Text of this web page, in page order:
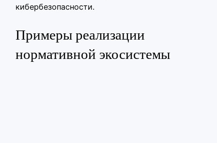
кибербезопасности.
Примеры реализации
нормативной экосистемы